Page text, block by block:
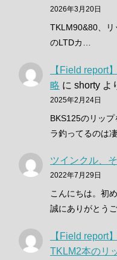
2026年3月20日
TKLM90&80、リ
のLTDカ…
【Field report
略 に shorty よ
2025年2月24日
BKS125のリッ
ラ釣ってるのは
ツインクル、そ
2022年7月29日
こんにちは。初
誠にありがとう
【Field report
TKLM2本のリ